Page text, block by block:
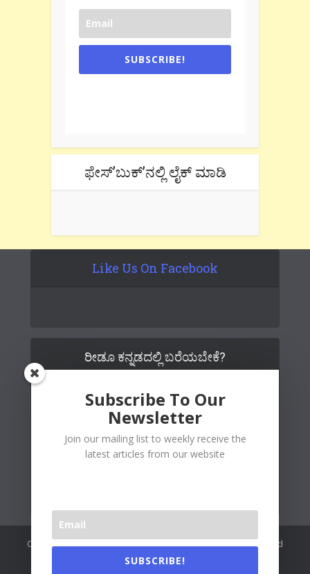
SUBSCRIBE!
ಫೇಸ್’ಬುಕ್’ನಲ್ಲಿ ಲೈಕ್ ಮಾಡಿ
Like Us On Facebook
ರೀಡೂ ಕನ್ನಡದಲ್ಲಿ ಬರೆಯಬೇಕೆ?
Copywrite© 2026 Readoo Media Private Limited. Created and
maintained byThe Web People
Subscribe To Our
Newsletter
Join our mailing list to weekly receive the
latest articles from our website
SUBSCRIBE!